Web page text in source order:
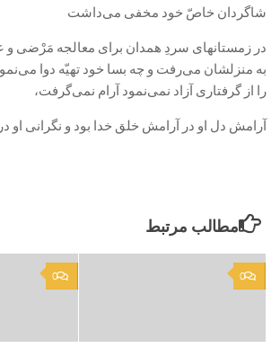
شاگردان خاصّ خود مخفى می‌داشت
در زمستان‏هاى سردِ همدان براى معالجه مَرْضى و
به منزلشان می‌‏رفت و چه بسا خود تهيّه دوا
را از گرفتارى آزاد نمی‌‏نمود آرام نمی‌‏گرفت،
آرامش دل او در آرامش خلق خدا بود و نگرانى او
مطالب مرتبط
0 0